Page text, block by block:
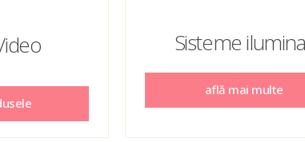
Sisteme
află mai multe